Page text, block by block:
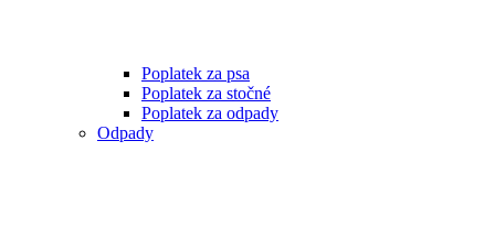
Poplatek za psa
Poplatek za stočné
Poplatek za odpady
Odpady